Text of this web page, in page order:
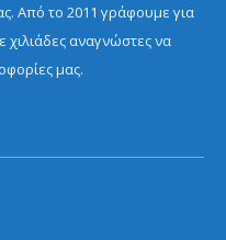
Από το 2011 γράφουμε για
χιλιάδες αναγνώστες να
μας.